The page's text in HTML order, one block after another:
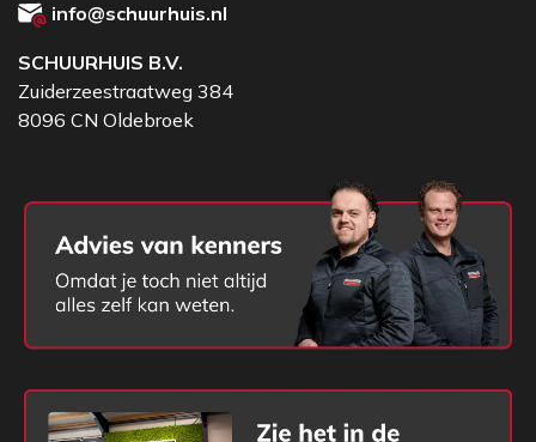
info@schuurhuis.nl
SCHUURHUIS B.V.
Zuiderzeestraatweg 384
8096 CN Oldebroek